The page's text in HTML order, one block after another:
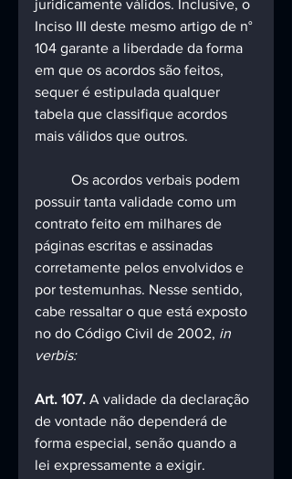
juridicamente válidos. Inclusive, o
Inciso III deste mesmo artigo de n°
104 garante a liberdade da forma
em que os acordos são feitos,
sequer é estipulada qualquer
tabela que classifique acordos
mais válidos que outros.
possuir tanta validade como um
contrato feito em milhares de
páginas escritas e assinadas
corretamente pelos envolvidos e
por testemunhas. Nesse sentido,
cabe ressaltar o que está exposto
no do Código Civil de 2002, in
verbis:
Art. 107. A validade da declaração
de vontade não dependerá de
forma especial, senão quando a
lei expressamente a exigir.